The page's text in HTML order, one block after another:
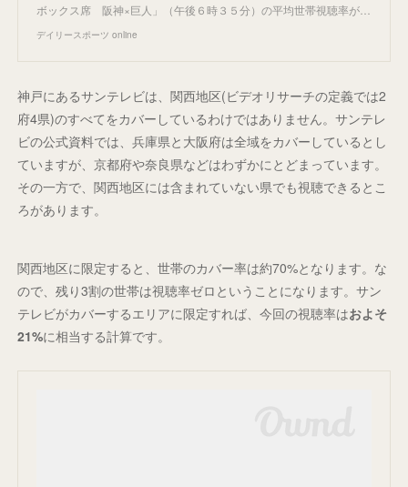
ボックス席 阪神×巨人」（午後６時３５分）の平均世帯視聴率が…
デイリースポーツ online
神戸にあるサンテレビは、関西地区(ビデオリサーチの定義では2
府4県)のすべてをカバーしているわけではありません。サンテレ
ビの公式資料では、兵庫県と大阪府は全域をカバーしているとし
ていますが、京都府や奈良県などはわずかにとどまっています。
その一方で、関西地区には含まれていない県でも視聴できるとこ
ろがあります。
関西地区に限定すると、世帯のカバー率は約70%となります。な
ので、残り3割の世帯は視聴率ゼロということになります。サン
テレビがカバーするエリアに限定すれば、今回の視聴率はおよそ
21%に相当する計算です。